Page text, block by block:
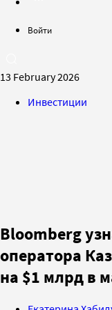
Войти
13 February 2026
Инвестиции
Bloomberg
оператора
на $1 млрд в